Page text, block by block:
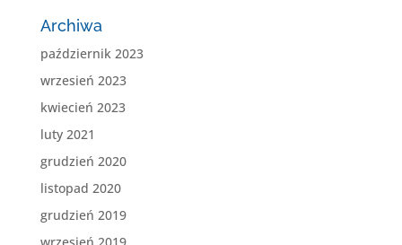
Archiwa
październik 2023
wrzesień 2023
kwiecień 2023
luty 2021
grudzień 2020
listopad 2020
grudzień 2019